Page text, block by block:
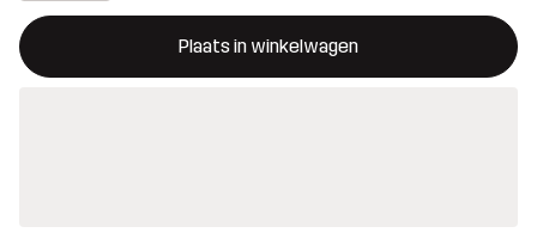
Plaats in winkelwagen
Deze knop opent een modal met de bevestiging van een
{{size}} niet beschikbaar